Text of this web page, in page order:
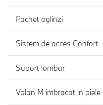
Pachet oglinzi
Sistem de acces Confort
Suport lombar
Volan M imbracat in piele